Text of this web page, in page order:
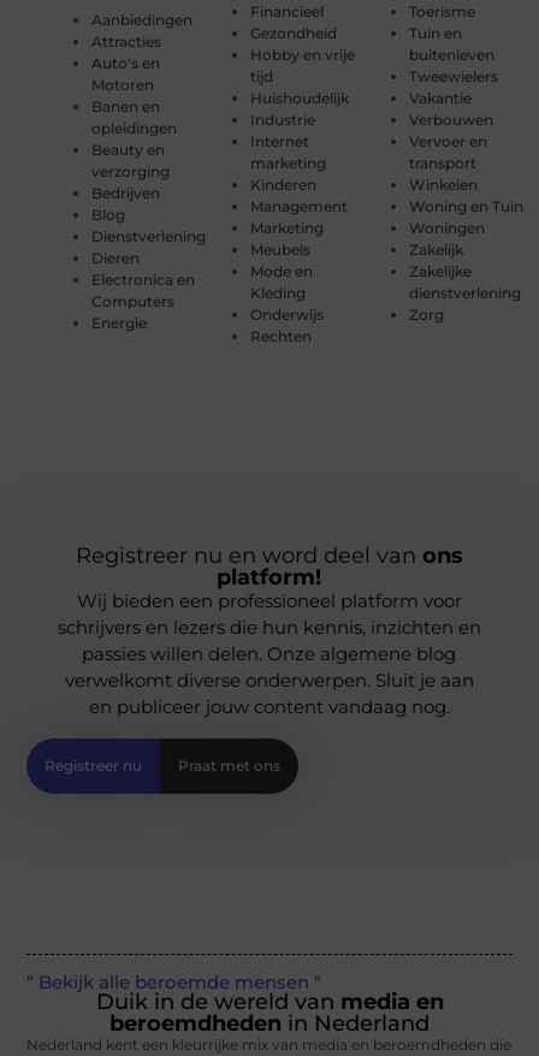
Aanbiedingen
Attracties
Auto's en
Motoren
Banen en
opleidingen
Beauty en
verzorging
Bedrijven
Blog
Dienstverlening
Dieren
Electronica en
Computers
Energie
Financieel
Gezondheid
Hobby en vrije
tijd
Huishoudelijk
Industrie
Internet
marketing
Kinderen
Management
Marketing
Meubels
Mode en
Kleding
Onderwijs
Rechten
Toerisme
Tuin en
buitenleven
Tweewielers
Vakantie
Verbouwen
Vervoer en
transport
Winkelen
Woning en Tuin
Woningen
Zakelijk
Zakelijke
dienstverlening
Zorg
Registreer nu en word deel van ons
platform!
Wij bieden een professioneel platform voor
schrijvers en lezers die hun kennis, inzichten en
passies willen delen. Onze algemene blog
verwelkomt diverse onderwerpen. Sluit je aan
en publiceer jouw content vandaag nog.
Registreer nu Praat met ons
" Bekijk alle beroemde mensen "
Duik in de wereld van media en
beroemdheden in Nederland
Nederland kent een kleurrijke mix van media en beroemdheden die